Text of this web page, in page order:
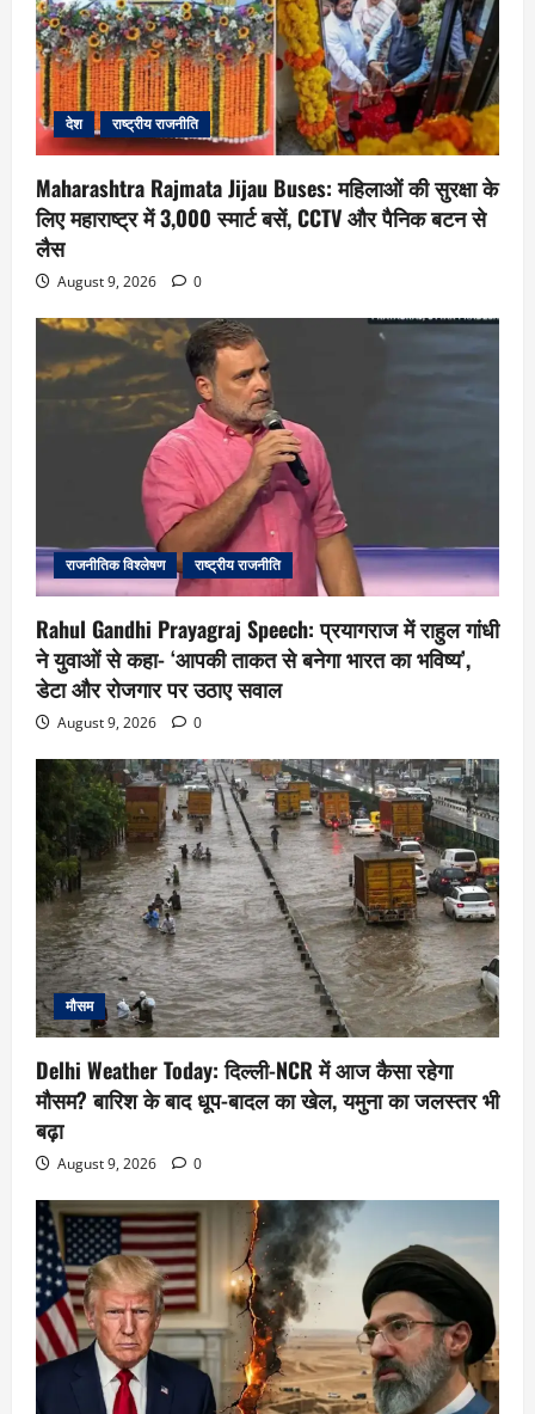
देश राष्ट्रीय राजनीति
Maharashtra Rajmata Jijau Buses: महिलाओं की सुरक्षा के
लिए महाराष्ट्र में 3,000 स्मार्ट बसें, CCTV और पैनिक बटन से
लैस
August 9, 2026 0
राजनीतिक विश्लेषण राष्ट्रीय राजनीति
Rahul Gandhi Prayagraj Speech: प्रयागराज में राहुल गांधी
ने युवाओं से कहा- ‘आपकी ताकत से बनेगा भारत का भविष्य’,
डेटा और रोजगार पर उठाए सवाल
August 9, 2026 0
मौसम
Delhi Weather Today: दिल्ली-NCR में आज कैसा रहेगा
मौसम? बारिश के बाद धूप-बादल का खेल, यमुना का जलस्तर भी
बढ़ा
August 9, 2026 0